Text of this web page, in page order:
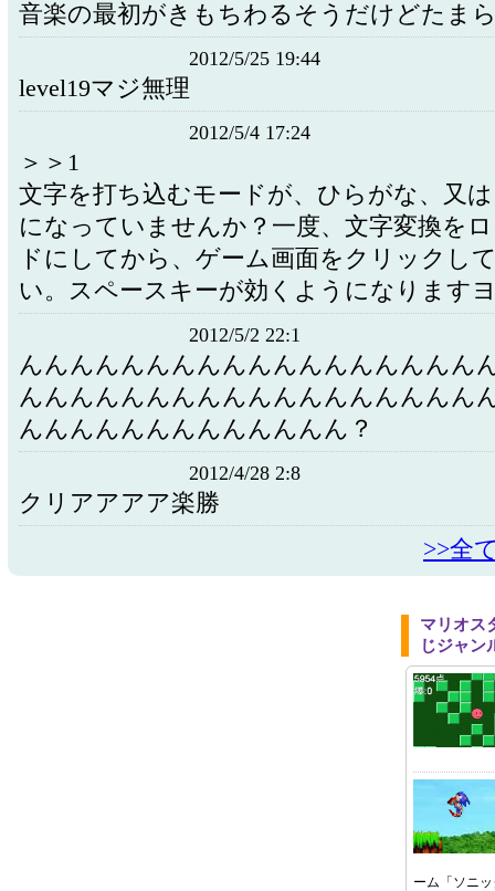
音楽の最初がきもちわるそうだけどたま
2012/5/25 19:44
level19マジ無理
2012/5/4 17:24
＞＞1
文字を打ち込むモードが、ひらがな、又
になっていませんか？一度、文字変換を
ドにしてから、ゲーム画面をクリックし
い。スペースキーが効くようになります
2012/5/2 22:1
んんんんんんんんんんんんんんんんんん
んんんんんんんんんんんんんんんんんん
んんんんんんんんんんんんん？
2012/4/28 2:8
クリアアアア楽勝
>>全
マリオス
じジャン
ーム「ソニ